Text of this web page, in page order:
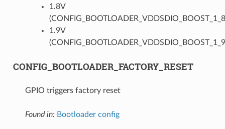
1.8V
1.9V
CONFIG_BOOTLOADER_FACTORY_RESET
GPIO triggers factory reset
Found in: Bootloader config